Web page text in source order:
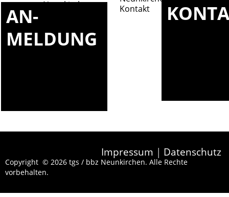
AN-
MELDUNG
Copyright © 2026 tgs / bbz Neunkirchen. Alle Rechte
vorbehalten.
Impressum | Datenschutz